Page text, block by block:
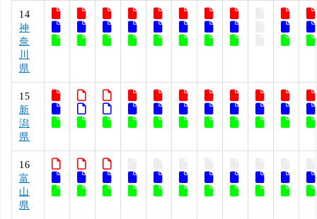
14
神
奈
川
県
15
新
潟
県
16
富
山
県